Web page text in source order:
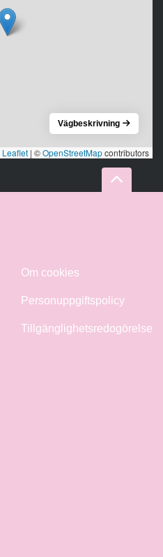
Leaflet | ©OpenStreetMapcontributors
Vägbeskrivning
Om cookies
Personuppgiftspolicy
Tillgänglighetsredogörelse